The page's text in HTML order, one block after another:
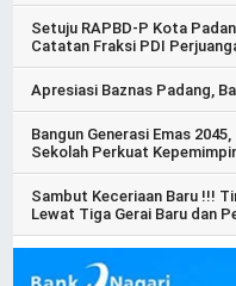
Setuju RAPBD-P Kota
Catatan Fraksi PDI
Apresiasi Baznas Padang,
Bangun Generasi Emas
Sekolah Perkuat
Sambut Keceriaan Baru !!!
Lewat Tiga Gerai Baru dan